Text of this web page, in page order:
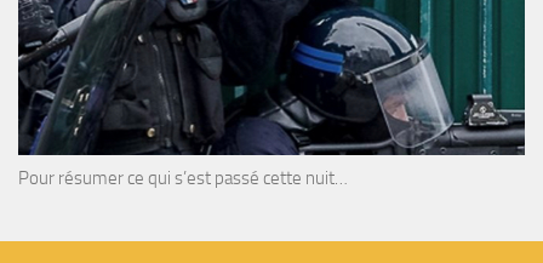
Pour résumer ce qui s’est passé cette nuit…